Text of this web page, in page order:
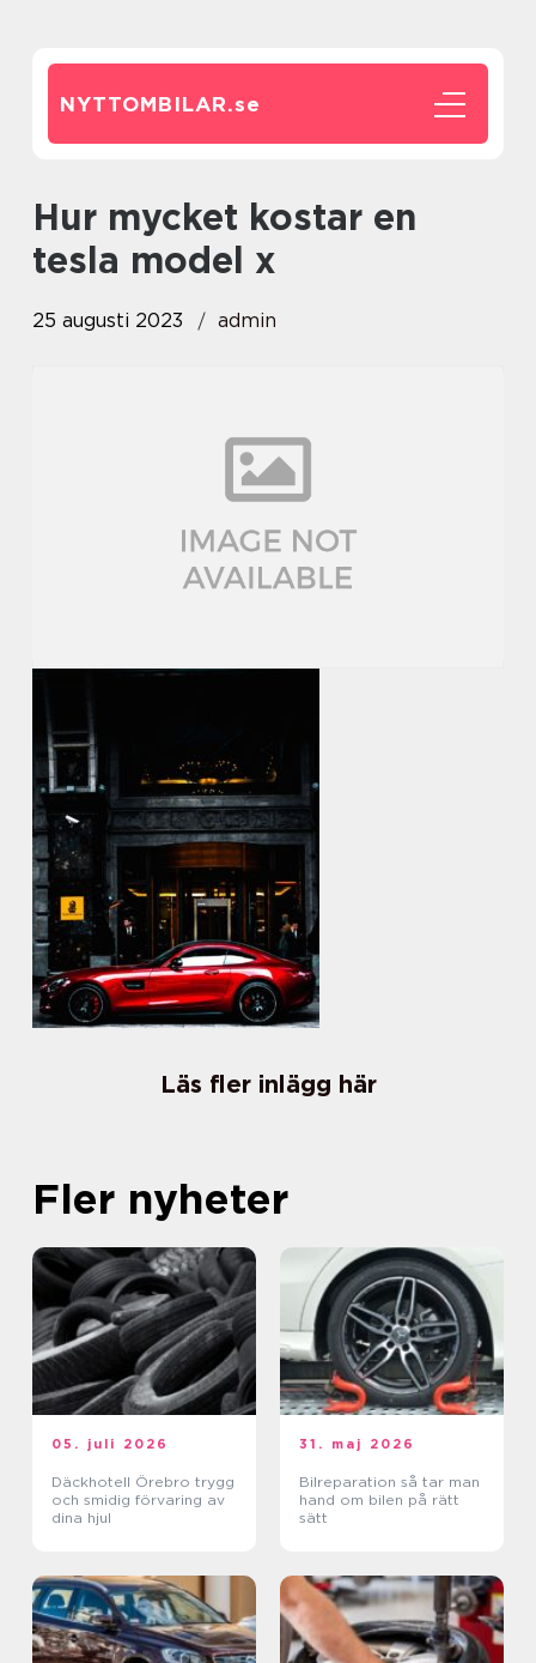
NYTTOMBILAR.se
hur mycket kostar en
tesla model x
25 augusti 2023 admin
Läs fler inlägg här
Fler nyheter
05. juli 2026
Däckhotell Örebro trygg
och smidig förvaring av
dina hjul
31. maj 2026
Bilreparation så tar man
hand om bilen på rätt
sätt